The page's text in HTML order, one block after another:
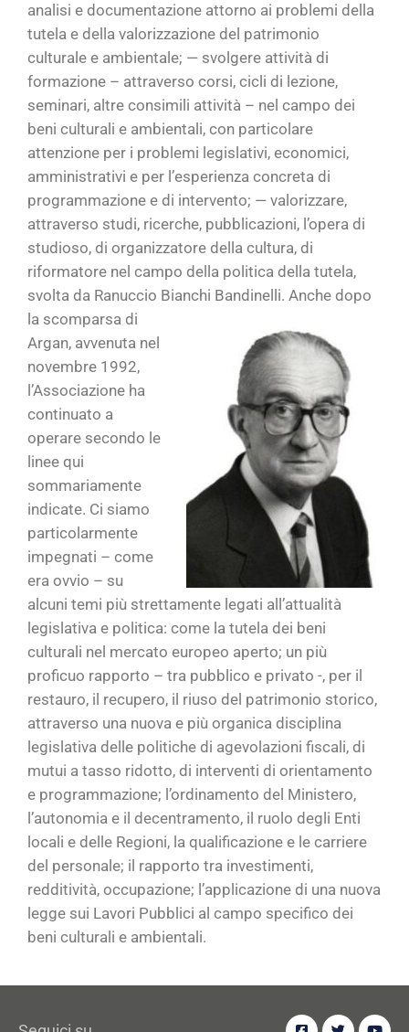
analisi e documentazione attorno ai problemi della
tutela e della valorizzazione del patrimonio
culturale e ambientale; — svolgere attività di
formazione – attraverso corsi, cicli di lezione,
seminari, altre consimili attività – nel campo dei
beni culturali e ambientali, con particolare
attenzione per i problemi legislativi, economici,
amministrativi e per l’esperienza concreta di
programmazione e di intervento; — valorizzare,
attraverso studi, ricerche, pubblicazioni, l’opera di
studioso, di organizzatore della cultura, di
riformatore nel campo della politica della tutela,
svolta da Ranuccio Bianchi Bandinelli. Anche dopo
la scomparsa di
Argan, avvenuta nel
novembre 1992,
l’Associazione ha
continuato a
operare secondo le
linee qui
sommariamente
indicate. Ci siamo
particolarmente
impegnati – come
era ovvio – su
alcuni temi più strettamente legati all’attualità
legislativa e politica: come la tutela dei beni
culturali nel mercato europeo aperto; un più
proficuo rapporto – tra pubblico e privato -, per il
restauro, il recupero, il riuso del patrimonio storico,
attraverso una nuova e più organica disciplina
legislativa delle politiche di agevolazioni fiscali, di
mutui a tasso ridotto, di interventi di orientamento
e programmazione; l’ordinamento del Ministero,
l’autonomia e il decentramento, il ruolo degli Enti
locali e delle Regioni, la qualificazione e le carriere
del personale; il rapporto tra investimenti,
redditività, occupazione; l’applicazione di una nuova
legge sui Lavori Pubblici al campo specifico dei
beni culturali e ambientali.